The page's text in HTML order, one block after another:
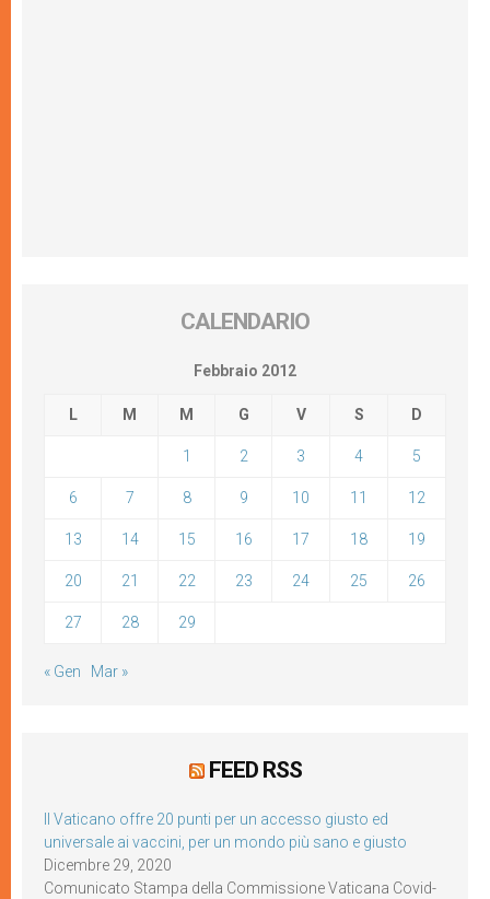
CALENDARIO
Febbraio 2012
L M M G V S D
1 2 3 4 5
6 7 8 9 10 11 12
13 14 15 16 17 18 19
20 21 22 23 24 25 26
27 28 29
« Gen Mar »
FEED RSS
Il Vaticano offre 20 punti per un accesso giusto ed
universale ai vaccini, per un mondo più sano e giusto
Dicembre 29, 2020
Comunicato Stampa della Commissione Vaticana Covid-